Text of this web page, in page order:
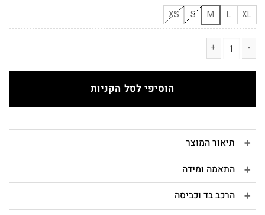
XL
L
M
S
XS
הוסיפי לסל הקניות
תיאור המוצר
התאמה ומידה
הרכב בד וכביסה